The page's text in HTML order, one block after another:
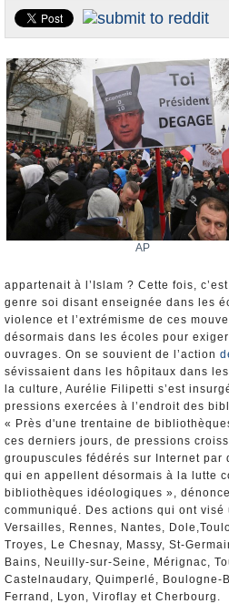
Nominations et Démissions
Elections européennes
Infos insolites
AP
appartenait à l’Islam ? Cette fois,
genre soi disant enseignée dans les
violence et l’extrémisme de ces
désormais dans les écoles pour
ouvrages. On se souvient de l’action
sévissaient dans les hôpitaux dans
la culture, Aurélie Filipetti s’est
pressions exercées à l’endroit des
« Près d'une trentaine de
ces derniers jours, de pressions
groupuscules fédérés sur Internet par
qui en appellent désormais à la lutte
bibliothèques idéologiques »,
communiqué. Des actions qui ont
Versailles, Rennes, Nantes,
Troyes, Le Chesnay, Massy, St-
Bains, Neuilly-sur-Seine, Mérignac,
Castelnaudary, Quimperlé, Boulogne-
Ferrand, Lyon, Viroflay et Cherbourg.